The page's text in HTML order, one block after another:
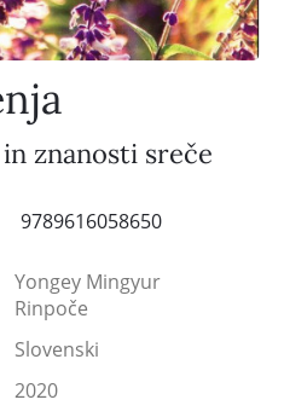
znanosti sreče
9789616058650
Yongey Mingyur
Rinpoče
Slovenski
2020